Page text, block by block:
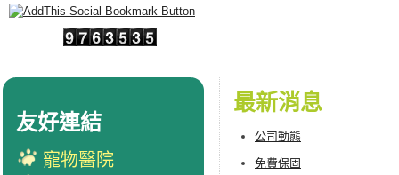
最新消息
公司動態
免費保固
友好連結
寵物醫院